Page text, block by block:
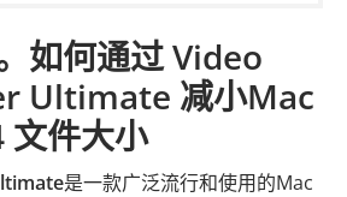
如何通过 Video
Ultimate 减小Mac
文件大小
是一款广泛流行和使用的Mac